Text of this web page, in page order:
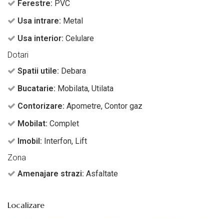
Ferestre: PVC
Usa intrare: Metal
Usa interior: Celulare
Dotari
Spatii utile: Debara
Bucatarie: Mobilata, Utilata
Contorizare: Apometre, Contor gaz
Mobilat: Complet
Imobil: Interfon, Lift
Zona
Amenajare strazi: Asfaltate
Localizare